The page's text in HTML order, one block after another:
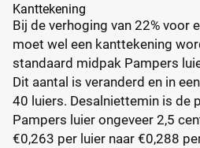
Kanttekening
Bij de verhoging van 22% voor
moet wel een kanttekening
standaard midpak Pampers
Dit aantal is veranderd en in
40 luiers. Desalniettemin is de
Pampers luier ongeveer 2,5
€0,263 per luier naar €0,288